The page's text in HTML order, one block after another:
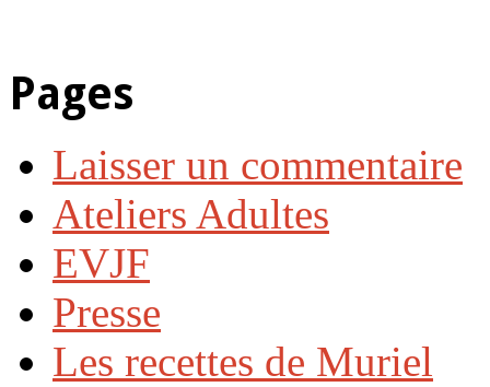
Pages
Laisser un commentaire
Ateliers Adultes
EVJF
Presse
Les recettes de Muriel